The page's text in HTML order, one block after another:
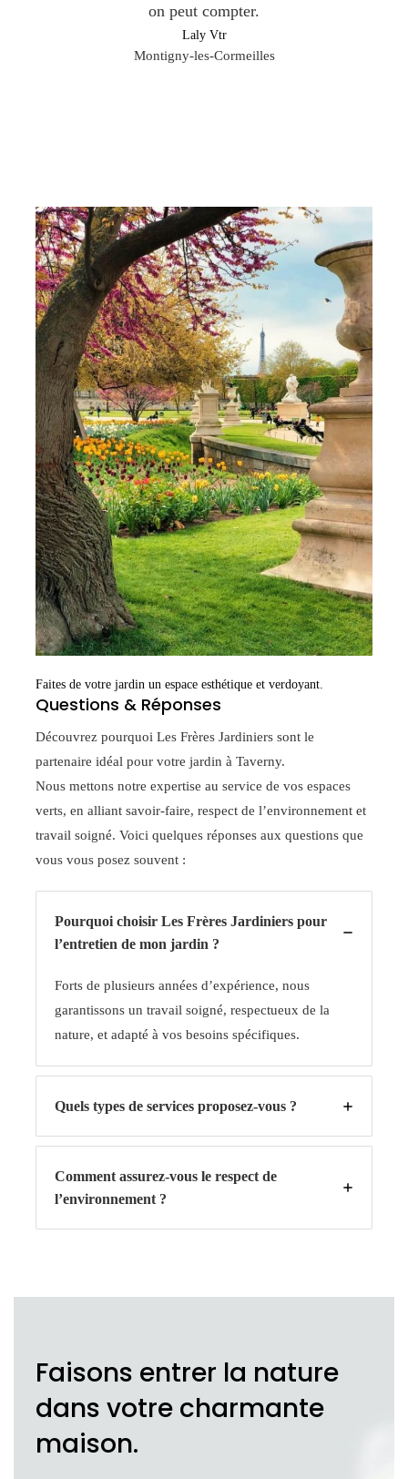
on peut compter.
Laly Vtr​
Montigny-les-Cormeilles
Faites de votre jardin un espace esthétique et verdoyant.
Questions & Réponses​
Découvrez pourquoi Les Frères Jardiniers sont le
partenaire idéal pour votre jardin à Taverny.
Nous mettons notre expertise au service de vos espaces
verts, en alliant savoir-faire, respect de l’environnement et
travail soigné. Voici quelques réponses aux questions que
vous vous posez souvent :
Pourquoi choisir Les Frères Jardiniers pour
l’entretien de mon jardin ?
Forts de plusieurs années d’expérience, nous
garantissons un travail soigné, respectueux de la
nature, et adapté à vos besoins spécifiques.
Quels types de services proposez-vous ?
Comment assurez-vous le respect de
l’environnement ?
Faisons entrer la nature
dans votre charmante
maison.